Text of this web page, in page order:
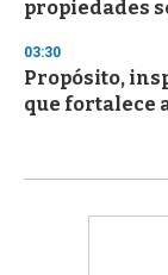
propiedades
03:30
Propósito,
que fortalece